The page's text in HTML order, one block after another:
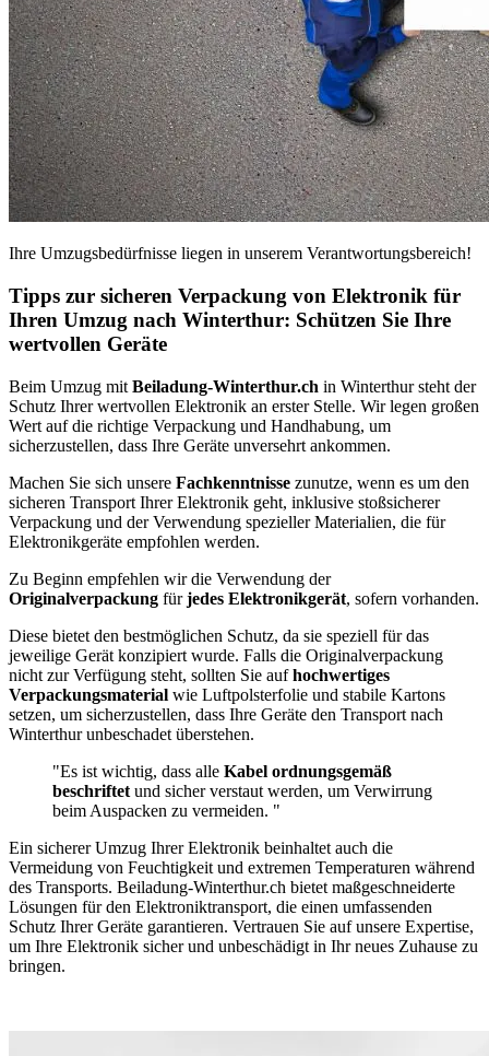
Ihre Umzugsbedürfnisse liegen in unserem Verantwortungsbereich!
Tipps zur sicheren Verpackung von Elektronik für
Ihren Umzug nach Winterthur: Schützen Sie Ihre
wertvollen Geräte
Beim Umzug mit Beiladung-Winterthur.ch in Winterthur steht der
Schutz Ihrer wertvollen Elektronik an erster Stelle. Wir legen großen
Wert auf die richtige Verpackung und Handhabung, um
sicherzustellen, dass Ihre Geräte unversehrt ankommen.
Machen Sie sich unsere Fachkenntnisse zunutze, wenn es um den
sicheren Transport Ihrer Elektronik geht, inklusive stoßsicherer
Verpackung und der Verwendung spezieller Materialien, die für
Elektronikgeräte empfohlen werden.
Zu Beginn empfehlen wir die Verwendung der
Originalverpackung fürjedes Elektronikgerät, sofern vorhanden.
Diese bietet den bestmöglichen Schutz, da sie speziell für das
jeweilige Gerät konzipiert wurde. Falls die Originalverpackung
nicht zur Verfügung steht, sollten Sie aufhochwertiges
Verpackungsmaterial wie Luftpolsterfolie und stabile Kartons
setzen, um sicherzustellen, dass Ihre Geräte den Transport nach
Winterthur unbeschadet überstehen.
"Es ist wichtig, dass alle Kabel ordnungsgemäß
beschriftet und sicher verstaut werden, um Verwirrung
beim Auspacken zu vermeiden. "
Ein sicherer Umzug Ihrer Elektronik beinhaltet auch die
Vermeidung von Feuchtigkeit und extremen Temperaturen während
des Transports. Beiladung-Winterthur.ch bietet maßgeschneiderte
Lösungen für den Elektroniktransport, die einen umfassenden
Schutz Ihrer Geräte garantieren. Vertrauen Sie auf unsere Expertise,
um Ihre Elektronik sicher und unbeschädigt in Ihr neues Zuhause zu
bringen.